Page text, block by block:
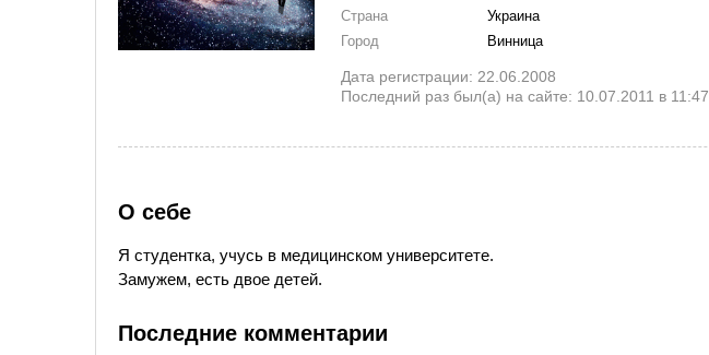
Страна
Украина
Город
Винница
Дата регистрации: 22.06.2008
Последний раз был(а) на сайте: 10.07.2011 в 11:47
О себе
Я студентка, учусь в медицинском университете.
Замужем, есть двое детей.
Последние комментарии